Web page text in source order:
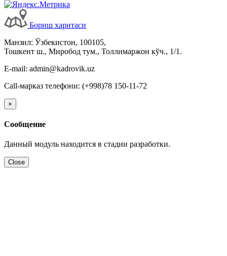
Бориш харитаси
Манзил: Ўзбекистон, 100105,
Тошкент ш., Миробод тум., Толлимаржон кўч., 1/1.
E-mail: admin@kadrovik.uz
Call-марказ телефони: (+998)78 150-11-72
×
Сообщение
Данный модуль находится в стадии разработки.
Close